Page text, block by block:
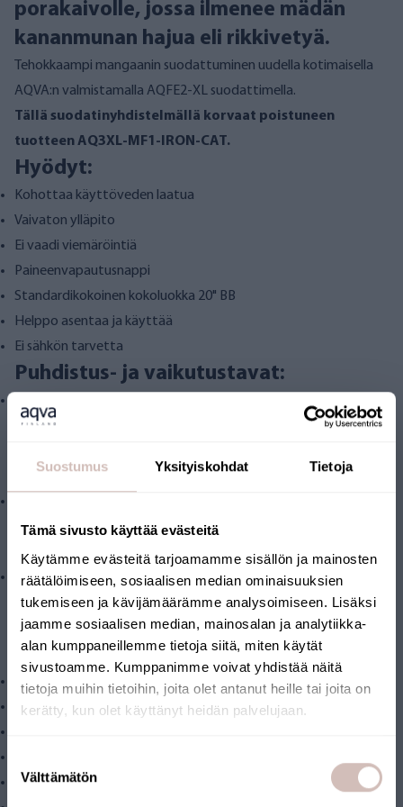
Suostumus Yksityiskohdat Tietoja
Tämä sivusto käyttää evästeitä
Käytämme evästeitä tarjoamamme sisällön ja mainosten
räätälöimiseen, sosiaalisen median ominaisuuksien
tukemiseen ja kävijämäärämme analysoimiseen. Lisäksi
jaamme sosiaalisen median, mainosalan ja analytiikka-
alan kumppaneillemme tietoja siitä, miten käytät
sivustoamme. Kumppanimme voivat yhdistää näitä
tietoja muihin tietoihin, joita olet antanut heille tai joita on
kerätty, kun olet käyttänyt heidän palvelujaan.
valinta
Välttämätön
porakaivolle, jossa ilmenee mädän
kananmunan hajua eli rikkivetyä.
Tehokkaampi mangaanin suodattuminen uudella kotimaisella
AQVA:n valmistamalla AQFE2-XL suodattimella.
Tällä suodatinyhdistelmällä korvaat poistuneen
tuotteen AQ3XL-MF1-IRON-CAT.
Hyödyt:
Kohottaa käyttöveden laatua
Vaivaton ylläpito
Ei vaadi viemäröintiä
Paineenvapautusnappi
Standardikokoinen kokoluokka 20" BB
Helppo asentaa ja käyttää
Ei sähkön tarvetta
Puhdistus- ja vaikutustavat:
näkymättömät kiintoaineet 1µm (1/1000 osa millimetriä)
AQMF1-XL).
mangaania, AQVA rauta 2 suodattimella, joka perustuu raudan
ja mangaanin hapettamiseen. (
AQFE2-XL
Kolmannessa, viimeisessä vaiheessa, vedestä suodatetaan
rikkivedyn hajua, sekä muita mahdollisia haju- ja makuhaittoja,
katalyyttisellä aktiivihiilellä. (AQCAT-XL).
Suodattaa vedestä:
Rautaa
Mangaania
Hajuja ja makuja